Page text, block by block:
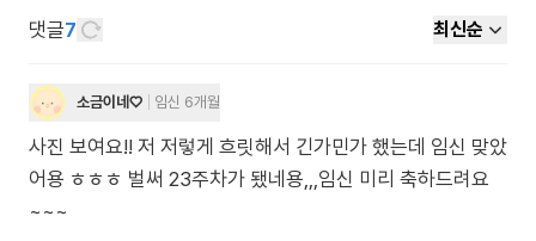
댓글7 최신순
소금이네♡ 임신 6개월
사진 보여요!! 저 저렇게 흐릿해서 긴가민가 했는데 임신 맞았
어용 ㅎㅎㅎ 벌써 23주차가 됐네용,,,임신 미리 축하드려요
~~~